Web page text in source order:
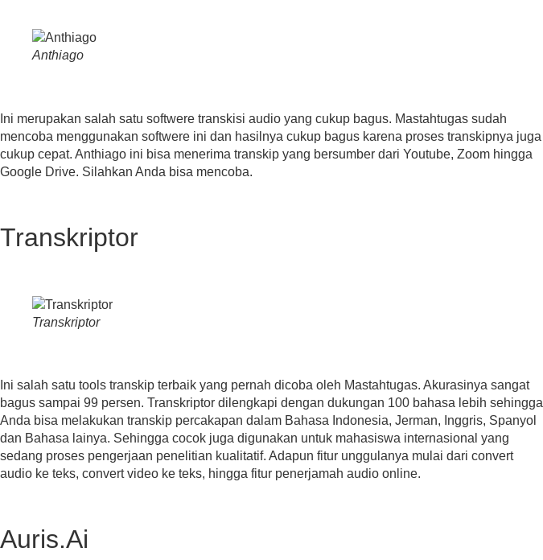
Anthiago
Ini merupakan salah satu softwere transkisi audio yang cukup bagus. Mastahtugas sudah
mencoba menggunakan softwere ini dan hasilnya cukup bagus karena proses transkipnya juga
cukup cepat. Anthiago ini bisa menerima transkip yang bersumber dari Youtube, Zoom hingga
Google Drive. Silahkan Anda bisa mencoba.
Transkriptor
Transkriptor
Ini salah satu tools transkip terbaik yang pernah dicoba oleh Mastahtugas. Akurasinya sangat
bagus sampai 99 persen. Transkriptor dilengkapi dengan dukungan 100 bahasa lebih sehingga
Anda bisa melakukan transkip percakapan dalam Bahasa Indonesia, Jerman, Inggris, Spanyol
dan Bahasa lainya. Sehingga cocok juga digunakan untuk mahasiswa internasional yang
sedang proses pengerjaan penelitian kualitatif. Adapun fitur unggulanya mulai dari convert
audio ke teks, convert video ke teks, hingga fitur penerjamah audio online.
Auris.Ai